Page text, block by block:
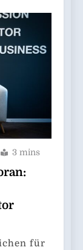
3 mins
für